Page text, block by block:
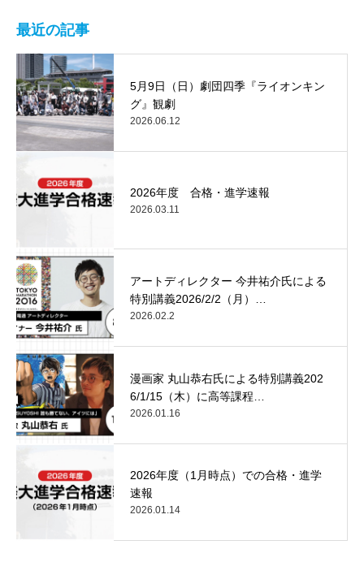
最近の記事
5月9日（日）劇団四季『ライオンキン
グ』観劇
2026.06.12
2026年度 合格・進学速報
2026.03.11
アートディレクター 今井祐介氏による
特別講義2026/2/2（月）…
2026.02.2
漫画家 丸山恭右氏による特別講義202
6/1/15（木）に高等課程…
2026.01.16
2026年度（1月時点）での合格・進学
速報
2026.01.14